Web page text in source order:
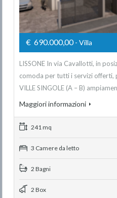
€ 690.000,00- Villa
LISSONE In via Cavallotti, in
comoda per tutti i servizi offerti,
VILLE SINGOLE (A – B)
Maggiori informazioni
241 mq
3 Camere da letto
2 Bagni
2 Box